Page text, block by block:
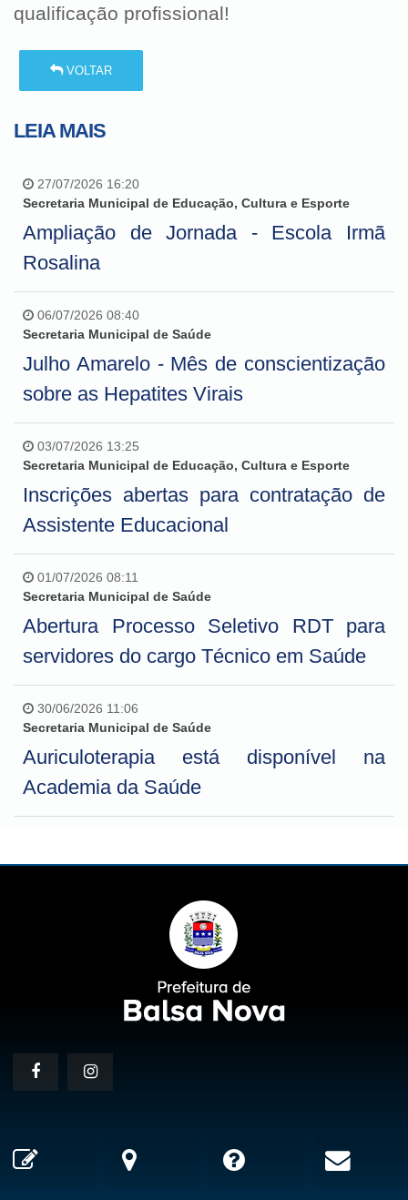
qualificação profissional!
VOLTAR
LEIA MAIS
27/07/2026 16:20
Secretaria Municipal de Educação, Cultura e Esporte
Ampliação de Jornada - Escola Irmã
Rosalina
06/07/2026 08:40
Secretaria Municipal de Saúde
Julho Amarelo - Mês de conscientização
sobre as Hepatites Virais
03/07/2026 13:25
Secretaria Municipal de Educação, Cultura e Esporte
Inscrições abertas para contratação de
Assistente Educacional
01/07/2026 08:11
Secretaria Municipal de Saúde
Abertura Processo Seletivo RDT para
servidores do cargo Técnico em Saúde
30/06/2026 11:06
Secretaria Municipal de Saúde
Auriculoterapia está disponível na
Academia da Saúde